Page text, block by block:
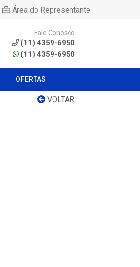
Área do Representante
Fale Conosco
(11) 4359-6950
(11) 4359-6950
OFERTAS
VOLTAR